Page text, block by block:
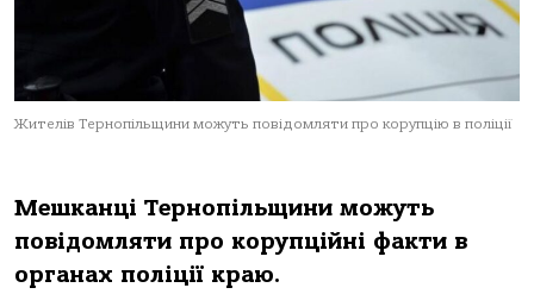
Жителів Тернопільщини можуть повідомляти про корупцію в поліції
Мешканці Тернопільщини можуть
повідомляти про корупційні факти в
органах поліції краю.